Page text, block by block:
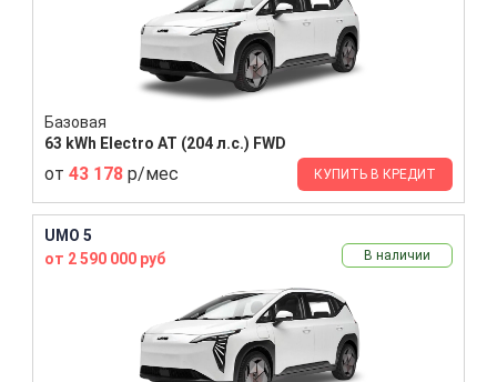
Базовая
63 kWh Electro AT (204 л.с.) FWD
от 43 178 р/мес КУПИТЬ В КРЕДИТ
UMO 5
от 2 590 000 руб
В наличии